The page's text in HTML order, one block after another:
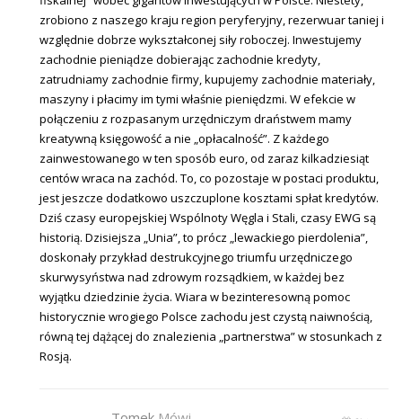
zrobiono z naszego kraju region peryferyjny, rezerwuar taniej i
względnie dobrze wykształconej siły roboczej. Inwestujemy
zachodnie pieniądze dobierając zachodnie kredyty,
zatrudniamy zachodnie firmy, kupujemy zachodnie materiały,
maszyny i płacimy im tymi właśnie pieniędzmi. W efekcie w
połączeniu z rozpasanym urzędniczym draństwem mamy
kreatywną księgowość a nie „opłacalność”. Z każdego
zainwestowanego w ten sposób euro, od zaraz kilkadziesiąt
centów wraca na zachód. To, co pozostaje w postaci produktu,
jest jeszcze dodatkowo uszczuplone kosztami spłat kredytów.
Dziś czasy europejskiej Wspólnoty Węgla i Stali, czasy EWG są
historią. Dzisiejsza „Unia”, to prócz „lewackiego pierdolenia”,
doskonały przykład destrukcyjnego triumfu urzędniczego
skurwysyństwa nad zdrowym rozsądkiem, w każdej bez
wyjątku dziedzinie życia. Wiara w bezinteresowną pomoc
historycznie wrogiego Polsce zachodu jest czystą naiwnością,
równą tej dążącej do znalezienia „partnerstwa” w stosunkach z
Rosją.